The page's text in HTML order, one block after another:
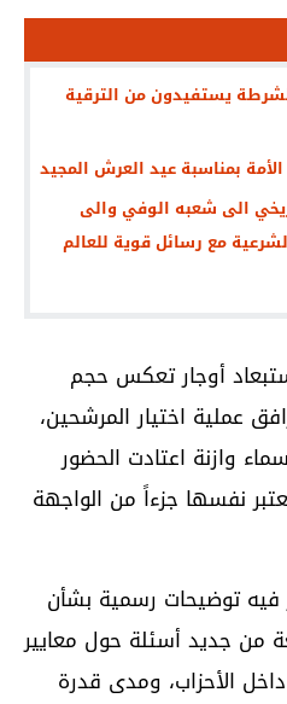
للشرطة يستفيدون من الترقية
بمناسبة عيد العرش المجيد
الى شعبه الوفي والى
مع رسائل قوية للعالم
أوجار تعكس حجم
عملية اختيار المرشحين،
وازنة اعتادت الحضور
نفسها جزءاً من الواجهة
توضيحات رسمية بشأن
من جديد أسئلة حول معايير
داخل الأحزاب، ومدى قدرة